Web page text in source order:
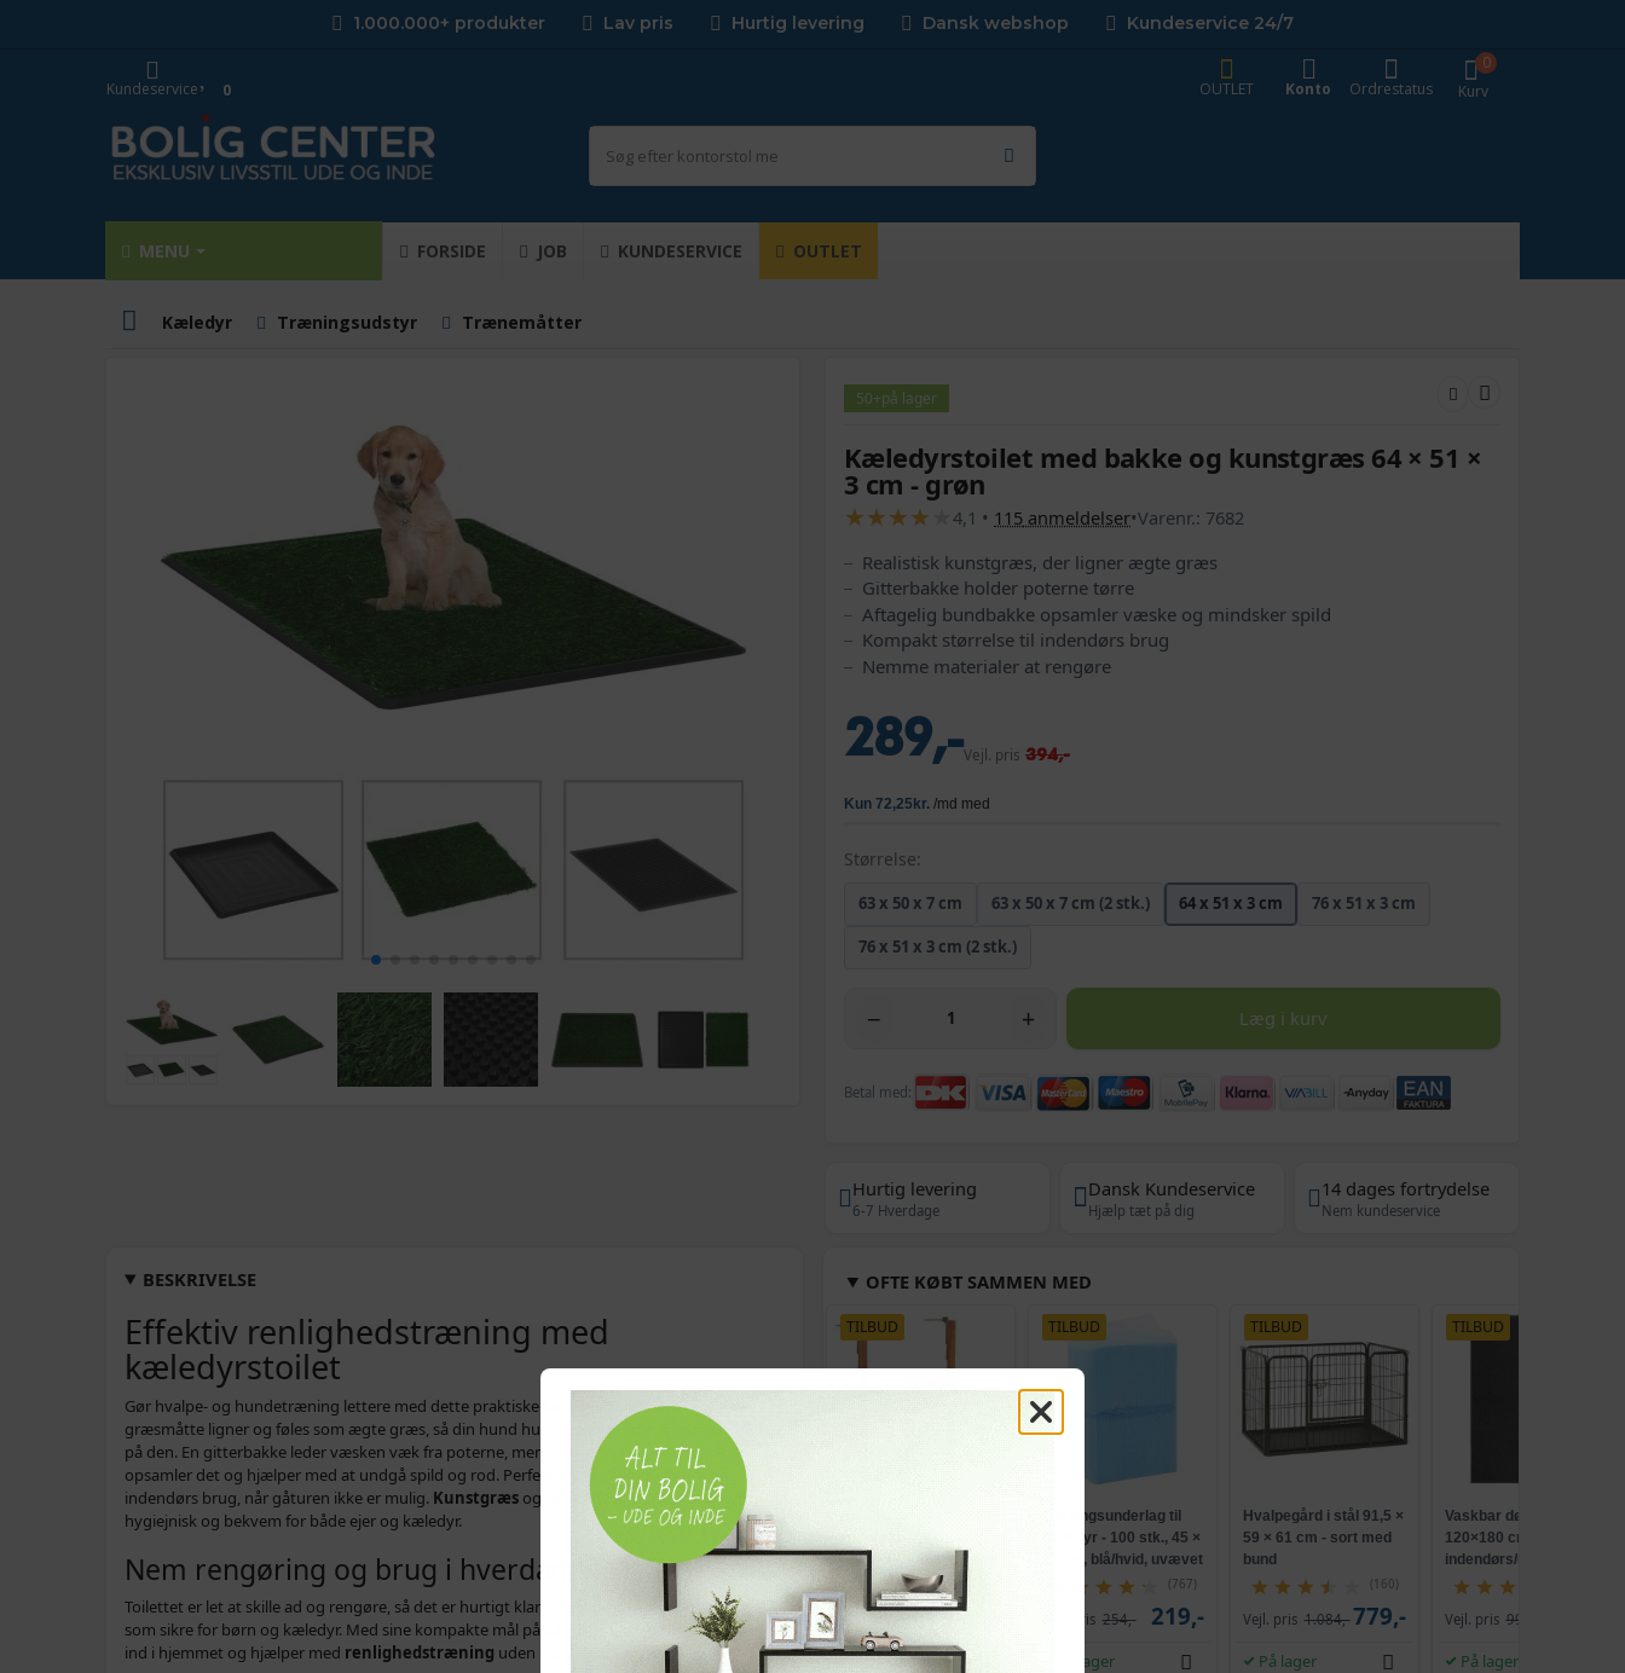
1.000.000+ produkter Lav pris Hurtig levering Dansk webshop Kundeservice 24/7
Kurv
0
OUTLET
Konto Ordrestatus
Kundeservice 0
MENU FORSIDE JOB KUNDESERVICE OUTLET
Kæledyr Træningsudstyr Trænemåtter
50+på lager
Kæledyrstoilet med bakke og kunstgræs 64 × 51 ×
3 cm - grøn
★
★★
★★
★★
★ 4,1 • 115 anmeldelser•Varenr.: 7682
Realistisk kunstgræs, der ligner ægte græs
Gitterbakke holder poterne tørre
Aftagelig bundbakke opsamler væske og mindsker spild
Kompakt størrelse til indendørs brug
Nemme materialer at rengøre
289,-Vejl. pris 394,-
Størrelse:
63 x 50 x 7 cm 63 x 50 x 7 cm (2 stk.) 64 x 51 x 3 cm
76 x 51 x 3 cm
76 x 51 x 3 cm (2 stk.)
− + Læg i kurv
Betal med:
Hurtig levering
6-7 Hverdage
Dansk Kundeservice
Hjælp tæt på dig
14 dages fortrydelse
Nem kundeservice
BESKRIVELSE
Effektiv renlighedstræning med
kæledyrstoilet
Gør hvalpe- og hundetræning lettere med dette praktiske kæledyrstoilet. Den realistiske
græsmåtte ligner og føles som ægte græs, så din hund hurtigt accepterer at gøre sin nød
på den. En gitterbakke leder væsken væk fra poterne, mens den aftagelige bundbakke
opsamler det og hjælper med at undgå spild og rod. Perfekt til lejligheder, altaner og
indendørs brug, når gåturen ikke er mulig. Kunstgræs og gitterdesigngør løsningen
hygiejnisk og bekvem for både ejer og kæledyr.
Nem rengøring og brug i hverdagen
Toilettet er let at skille ad og rengøre, så det er hurtigt klar igen. Materialerne er beskrevet
som sikre for børn og kæledyr. Med sine kompakte mål på 64 × 51 × 3 cm passer det nemt
ind i hjemmet og hjælper med renlighedstræning uden besvær.
OFTE KØBT SAMMEN MED
TILBUD
64,5 × 44 × 80 cm, brun
Vejl. pris 644,- 499,-
På lager
TILBUD
Træningsunderlag til
kæledyr - 100 stk., 45 ×
33 cm, blå/hvid, uvævet
(767)
Vejl. pris 254,- 219,-
På lager
TILBUD
Hvalpegård i stål 91,5 ×
59 × 61 cm - sort med
bund
(160)
Vejl. pris 1.084,-779,-
På lager
TILBUD
Vaskbar dørmåtte
120×180 cm - sort,
indendørs/udendørs
Vejl. pris 990,-
På lager